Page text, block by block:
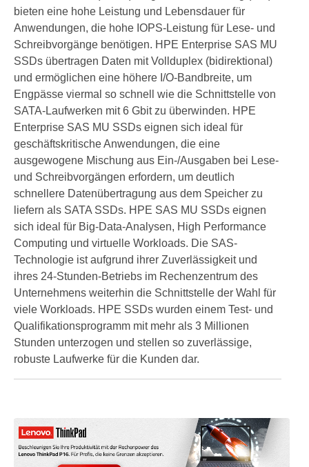
bieten eine hohe Leistung und Lebensdauer für
Anwendungen, die hohe IOPS-Leistung für Lese- und
Schreibvorgänge benötigen. HPE Enterprise SAS MU
SSDs übertragen Daten mit Vollduplex (bidirektional)
und ermöglichen eine höhere I/O-Bandbreite, um
Engpässe viermal so schnell wie die Schnittstelle von
SATA-Laufwerken mit 6 Gbit zu überwinden. HPE
Enterprise SAS MU SSDs eignen sich ideal für
geschäftskritische Anwendungen, die eine
ausgewogene Mischung aus Ein-/Ausgaben bei Lese-
und Schreibvorgängen erfordern, um deutlich
schnellere Datenübertragung aus dem Speicher zu
liefern als SATA SSDs. HPE SAS MU SSDs eignen
sich ideal für Big-Data-Analysen, High Performance
Computing und virtuelle Workloads. Die SAS-
Technologie ist aufgrund ihrer Zuverlässigkeit und
ihres 24-Stunden-Betriebs im Rechenzentrum des
Unternehmens weiterhin die Schnittstelle der Wahl für
viele Workloads. HPE SSDs wurden einem Test- und
Qualifikationsprogramm mit mehr als 3 Millionen
Stunden unterzogen und stellen so zuverlässige,
robuste Laufwerke für die Kunden dar.